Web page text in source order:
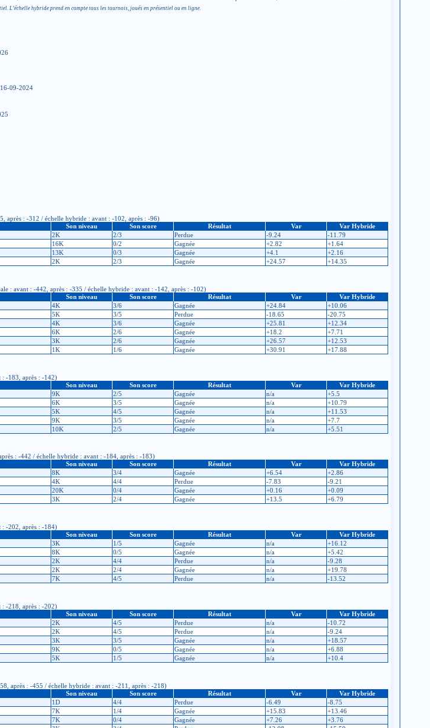
L’échelle hybride prend en compte tous les tournois, joués en présentiel ou en ligne.
16-09-2024
: -312 / échelle hybride : avant : -102, après : -96)
Son niveau Son score Résultat Var
Var Hybride
2K 2/3 Perdue -9.24
-11.79
16K 0/2 Gagnée +2.82
+1.64
13K 0/3 Gagnée +4.1
+2.16
2K 2/3 Gagnée +24.57 +14.35
avant : -442, après : -335 / échelle hybride : avant : -142, après : -102)
Son niveau Son score Résultat Var
Var Hybride
4K 3/6 Gagnée +24.84
+10.06
5K 3/5 Perdue -18.65
-20.75
4K 3/6 Gagnée +25.81
+12.34
6K 2/6 Gagnée +18.2
+7.71
3K 2/6 Gagnée +26.57
+12.53
1K 1/6 Gagnée +30.91 +17.88
-183, après : -142)
Son niveau Son score Résultat Var
Var Hybride
9K 2/5 Gagnée n/a
+5.5
6K 3/5 Gagnée n/a
+10.79
5K 4/5 Gagnée n/a
+11.53
9K 3/5 Gagnée n/a
+7.7
10K 2/5 Gagnée n/a +5.51
: -442 / échelle hybride : avant : -184, après : -183)
Son niveau Son score Résultat Var
Var Hybride
8K 3/4 Gagnée +6.54
+2.86
4K 4/4 Perdue -7.83
-9.21
20K 0/4 Gagnée +0.16
+0.09
3K 2/4 Gagnée +13.5 +6.79
-202, après : -184)
Son niveau Son score Résultat Var
Var Hybride
3K 1/5 Gagnée n/a
+16.12
8K 0/5 Gagnée n/a
+5.42
2K 4/4 Perdue n/a
-9.28
2K 2/4 Gagnée n/a
+19.78
7K 4/5 Perdue n/a -13.52
-218, après : -202)
Son niveau Son score Résultat Var
Var Hybride
2K 4/5 Perdue n/a
-10.72
2K 4/5 Perdue n/a
-9.24
3K 3/5 Gagnée n/a
+18.57
9K 0/5 Gagnée n/a
+6.88
5K 1/5 Gagnée n/a +10.4
après : -455 / échelle hybride : avant : -211, après : -218)
Son niveau Son score Résultat Var
Var Hybride
1D 4/4 Perdue -6.49
-8.75
7K 1/4 Gagnée +15.83
+13.46
7K 0/4 Gagnée +7.26
+3.76